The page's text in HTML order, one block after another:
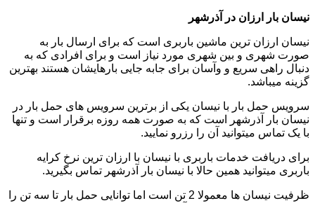
نیسان بار ارزان در آذرشهر
نیسان ارزان ترین ماشین باربری است که برای ارسال بار به
صورت شهری و بین شهری مورد نیاز است و برای افرادی که به
دنبال راهی سریع و وآسان برای جابه جایی بارهایشان هستند بهترین
گزینه میباشد.
سرویس حمل بار با نیسان یکی از برترین سرویس های حمل بار در
نیسان بار آذرشهر است که به صورت همه روزه برقرار است و تنها
با یک تماس میتوانید آن را رزرو نمایید.
برای دریافت خدمات باربری با نیسان با ارزان ترین نرخ کرایه
باربری میتوانید همین حالا با نیسان بار آذرشهر تماس بگیرید.
ظرفیت نیسان ها معمولا 2 تن است اما توانایی حمل بار تا سه تن را